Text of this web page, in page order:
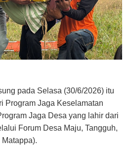
pada Selasa (30/6/2026) itu
Program Jaga Keselamatan
Jaga Desa yang lahir dari
Forum Desa Maju, Tangguh,